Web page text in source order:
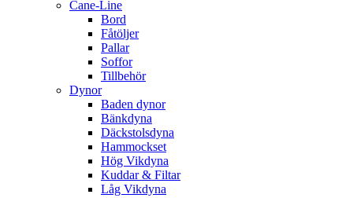
Cane-Line
Bord
Fåtöljer
Pallar
Soffor
Tillbehör
Dynor
Baden dynor
Bänkdyna
Däckstolsdyna
Hammockset
Hög Vikdyna
Kuddar & Filtar
Låg Vikdyna